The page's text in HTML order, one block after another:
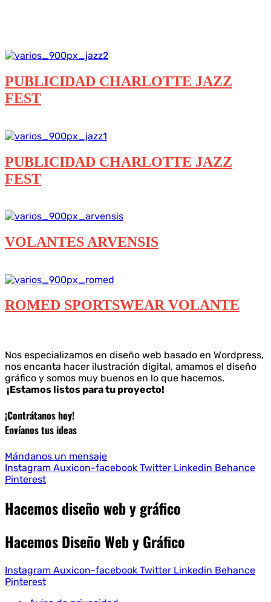
PUBLICIDAD CHARLOTTE JAZZ
FEST
PUBLICIDAD CHARLOTTE JAZZ
FEST
VOLANTES ARVENSIS
ROMED SPORTSWEAR VOLANTE
Nos especializamos en diseño web basado en Wordpress,
nos encanta hacer ilustración digital, amamos el diseño
gráfico y somos muy buenos en lo que hacemos.
¡Estamos listos para tu proyecto!
¡Contrátanos hoy!
Envíanos tus ideas
Mándanos un mensaje
Instagram Auxicon-facebook Twitter Linkedin Behance
Pinterest
Hacemos diseño web y gráfico
Hacemos Diseño Web y Gráfico
Instagram Auxicon-facebook Twitter Linkedin Behance
Pinterest